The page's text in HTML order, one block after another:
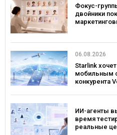
Фокус-
двойники
06.08.2026
Starlink
мобильным
конкурента
ИИ-агенты
время
реальные